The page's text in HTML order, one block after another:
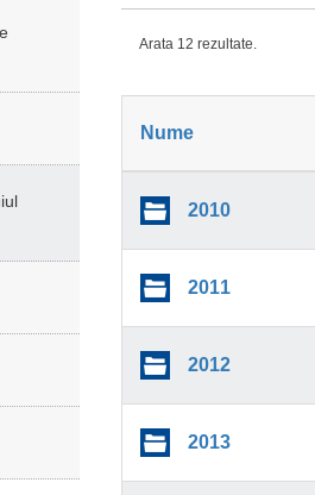
Arata 12 rezultate.
Nume
2010
2011
2012
2013